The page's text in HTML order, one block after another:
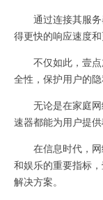
通过连接其服务
得更快的响应速度和
不仅如此，壹点
全性，保护用户的隐
无论是在家庭网
速器都能为用户提供
在信息时代，网
和娱乐的重要指标
解决方案。